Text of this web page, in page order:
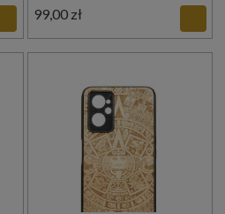
99,00 zł